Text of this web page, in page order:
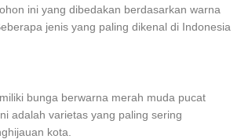
ini yang dibedakan berdasarkan warna
jenis yang paling dikenal di Indonesia
bunga berwarna merah muda pucat
adalah varietas yang paling sering
kota.